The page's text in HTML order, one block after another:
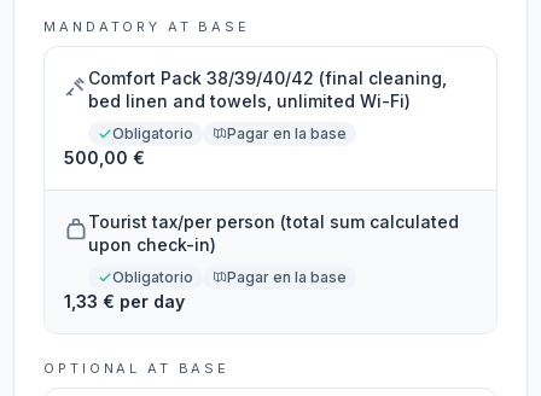
MANDATORY AT BASE
Comfort Pack 38/39/40/42 (final cleaning,
bed linen and towels, unlimited Wi-Fi)
Obligatorio Pagar en la base
500,00 €
Tourist tax/per person (total sum calculated
upon check-in)
Obligatorio Pagar en la base
1,33 € per day
OPTIONAL AT BASE